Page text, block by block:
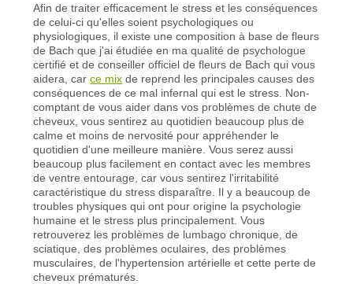
Afin de traiter efficacement le stress et les conséquences
de celui-ci qu'elles soient psychologiques ou
physiologiques, il existe une composition à base de fleurs
de Bach que j'ai étudiée en ma qualité de psychologue
certifié et de conseiller officiel de fleurs de Bach qui vous
aidera, carce mix de reprend les principales causes des
conséquences de ce mal infernal qui est le stress. Non-
comptant de vous aider dans vos problèmes de chute de
cheveux, vous sentirez au quotidien beaucoup plus de
calme et moins de nervosité pour appréhender le
quotidien d'une meilleure manière. Vous serez aussi
beaucoup plus facilement en contact avec les membres
de ventre entourage, car vous sentirez l'irritabilité
caractéristique du stress disparaître. Il y a beaucoup de
troubles physiques qui ont pour origine la psychologie
humaine et le stress plus principalement. Vous
retrouverez les problèmes de lumbago chronique, de
sciatique, des problèmes oculaires, des problèmes
musculaires, de l'hypertension artérielle et cette perte de
cheveux prématurés.